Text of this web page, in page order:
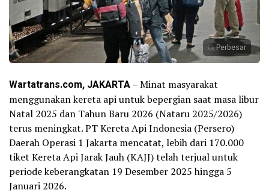
Perbesar
Wartatrans.com, JAKARTA– Minat masyarakat
menggunakan kereta api untuk bepergian saat masa libur
Natal 2025 dan Tahun Baru 2026 (Nataru 2025/2026)
terus meningkat. PT Kereta Api Indonesia (Persero)
Daerah Operasi 1 Jakarta mencatat, lebih dari 170.000
tiket Kereta Api Jarak Jauh (KAJJ) telah terjual untuk
periode keberangkatan 19 Desember 2025 hingga 5
Januari 2026.